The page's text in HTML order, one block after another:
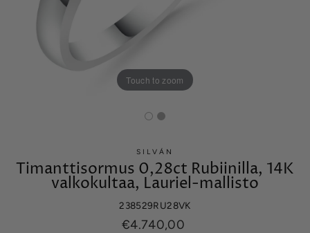
Touch to zoom
SILVÁN
Timanttisormus 0,28ct Rubiinilla, 14K
valkokultaa, Lauriel-mallisto
238529RU28VK
Normaalihinta
€4.740,00